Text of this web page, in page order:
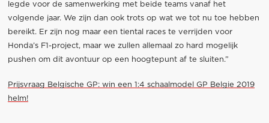
legde voor de samenwerking met beide teams vanaf het
volgende jaar. We zijn dan ook trots op wat we tot nu toe hebben
bereikt. Er zijn nog maar een tiental races te verrijden voor
Honda’s F1-project, maar we zullen allemaal zo hard mogelijk
pushen om dit avontuur op een hoogtepunt af te sluiten.”
Prijsvraag Belgische GP: win een 1:4 schaalmodel GP Belgie 2019
helm!